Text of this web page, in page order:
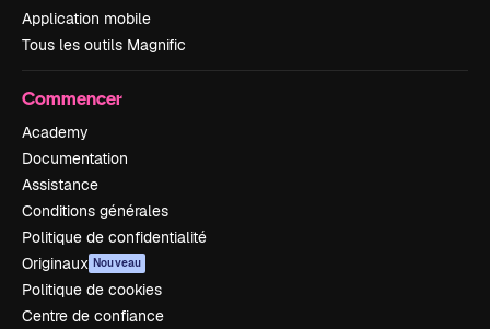
Application mobile
Tous les outils Magnific
Commencer
Academy
Documentation
Assistance
Conditions générales
Politique de confidentialité
Originaux Nouveau
Politique de cookies
Centre de confiance